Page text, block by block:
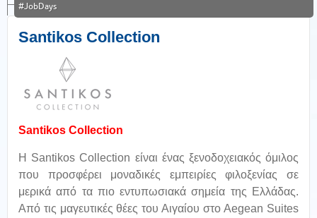
#JobDays
Santikos Collection
Santikos Collection
Η Santikos Collection είναι ένας ξενοδοχειακός όμιλος
που προσφέρει μοναδικές εμπειρίες φιλοξενίας σε
μερικά από τα πιο εντυπωσιακά σημεία της Ελλάδας.
Από τις μαγευτικές θέες του Αιγαίου στο Aegean Suites